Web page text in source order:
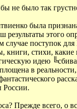
не было так
была
этого
поступок
книги, стихи,
идею
в
России.
Прежде всего, о